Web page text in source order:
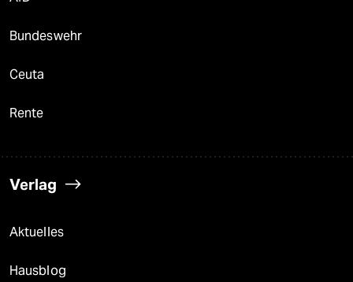
Bundeswehr
Ceuta
Rente
Verlag
Aktuelles
Hausblog